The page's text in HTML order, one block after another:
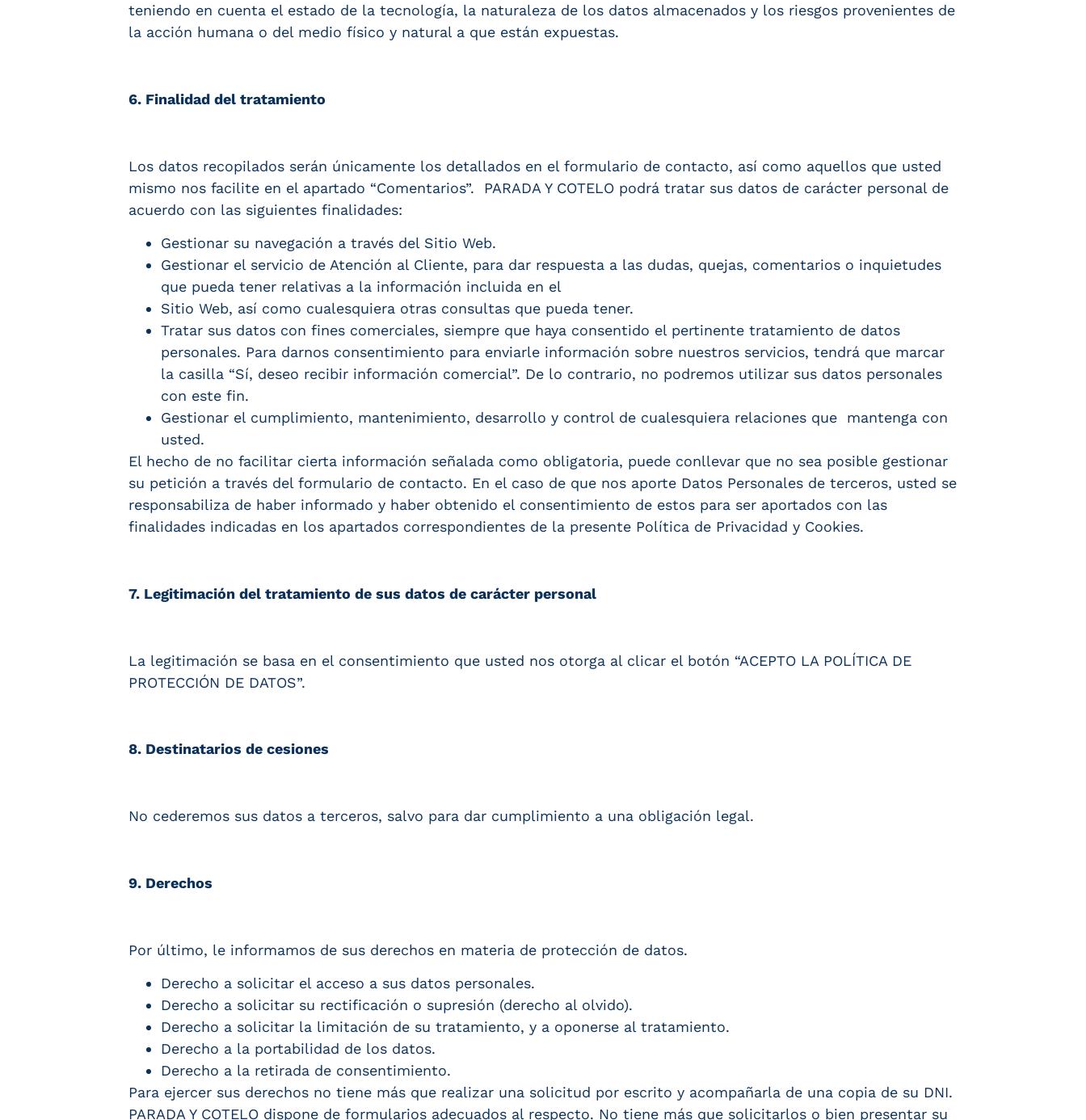
teniendo en cuenta el estado de la tecnología, la naturaleza de los datos almacenados y los riesgos provenientes de
la acción humana o del medio físico y natural a que están expuestas.
6. Finalidad del tratamiento
Los datos recopilados serán únicamente los detallados en el formulario de contacto, así como aquellos que usted
mismo nos facilite en el apartado “Comentarios”. PARADA Y COTELO podrá tratar sus datos de carácter personal de
acuerdo con las siguientes finalidades:
Gestionar su navegación a través del Sitio Web.
Gestionar el servicio de Atención al Cliente, para dar respuesta a las dudas, quejas, comentarios o inquietudes
que pueda tener relativas a la información incluida en el
Sitio Web, así como cualesquiera otras consultas que pueda tener.
Tratar sus datos con fines comerciales, siempre que haya consentido el pertinente tratamiento de datos
personales. Para darnos consentimiento para enviarle información sobre nuestros servicios, tendrá que marcar
la casilla “Sí, deseo recibir información comercial”. De lo contrario, no podremos utilizar sus datos personales
con este fin.
Gestionar el cumplimiento, mantenimiento, desarrollo y control de cualesquiera relaciones que mantenga con
usted.
El hecho de no facilitar cierta información señalada como obligatoria, puede conllevar que no sea posible gestionar
su petición a través del formulario de contacto. En el caso de que nos aporte Datos Personales de terceros, usted se
responsabiliza de haber informado y haber obtenido el consentimiento de estos para ser aportados con las
finalidades indicadas en los apartados correspondientes de la presente Política de Privacidad y Cookies.
7. Legitimación del tratamiento de sus datos de carácter personal
La legitimación se basa en el consentimiento que usted nos otorga al clicar el botón “ACEPTO LA POLÍTICA DE
PROTECCIÓN DE DATOS”.
8. Destinatarios de cesiones
No cederemos sus datos a terceros, salvo para dar cumplimiento a una obligación legal.
9. Derechos
Por último, le informamos de sus derechos en materia de protección de datos.
Derecho a solicitar el acceso a sus datos personales.
Derecho a solicitar su rectificación o supresión (derecho al olvido).
Derecho a solicitar la limitación de su tratamiento, y a oponerse al tratamiento.
Derecho a la portabilidad de los datos.
Derecho a la retirada de consentimiento.
Para ejercer sus derechos no tiene más que realizar una solicitud por escrito y acompañarla de una copia de su DNI.
PARADA Y COTELO dispone de formularios adecuados al respecto. No tiene más que solicitarlos o bien presentar su